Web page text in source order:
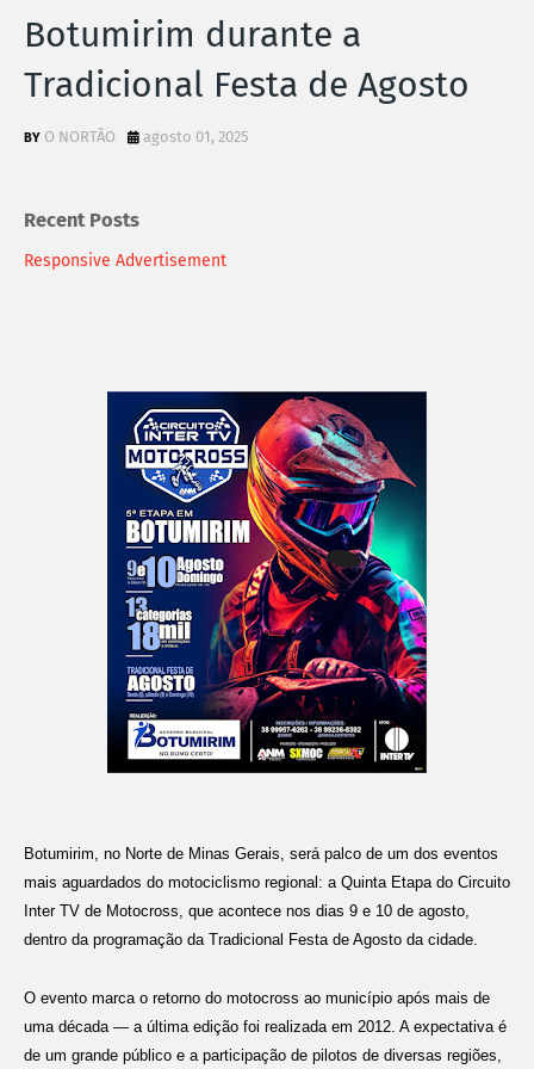
Botumirim durante a
Tradicional Festa de Agosto
O NORTÃO agosto 01, 2025
Recent Posts
Responsive Advertisement
Botumirim, no Norte de Minas Gerais, será palco de um dos eventos
mais aguardados do motociclismo regional: a Quinta Etapa do Circuito
Inter TV de Motocross, que acontece nos dias 9 e 10 de agosto,
dentro da programação da Tradicional Festa de Agosto da cidade.
O evento marca o retorno do motocross ao município após mais de
uma década — a última edição foi realizada em 2012. A expectativa é
de um grande público e a participação de pilotos de diversas regiões,